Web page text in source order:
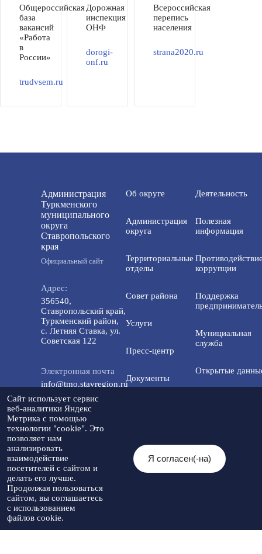
Общероссийская
база
вакансий
«Работа
в
России»
trudvsem.ru
Дорожная
инспекция
ОНФ
dorogi-
onf.ru
Всероссийская
перепись
населения
strana2020.ru
Администрация
Туркменского
муниципального
округа
Ставропольского
края
Официальный сайт
Адрес:
356540,
Ставропольский край,
Туркменский район,
с. Летняя Ставка, ул.
Советская 122
Электронная почта
info@tmo.stavregion.ru
Телефон доверия:
8(86565)2-05-01
Мы в социальных
сетях:
Об округе
Администрация
округа
Территориальные
отделы
Совет района
Услуги
Пресс-центр
Документы
Контакты
Деятельность
Полезная
информация
коррупции
Поддержка
Мунициальная
служба
Открытые
© 2026 Администрация Туркменского
муниципального округа
Ставропольского края
При использовании материалов
необходимо указывать источник
публикации
Сайт использует сервис
веб-аналитики Яндекс
Метрика с помощью
технологии "cookie". Это
позволяет нам
анализировать
взаимодействие
посетителей с сайтом и
делать его лучше.
Продолжая пользоваться
сайтом, вы соглашаетесь
с использованием
файлов cookie.
Я согласен(-на)